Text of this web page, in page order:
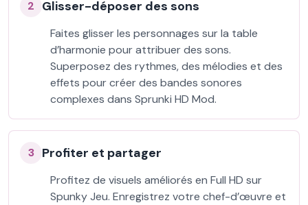
2 Glisser-déposer des sons
Faites glisser les personnages sur la table
d’harmonie pour attribuer des sons.
Superposez des rythmes, des mélodies et des
effets pour créer des bandes sonores
complexes dans Sprunki HD Mod.
3 Profiter et partager
Profitez de visuels améliorés en Full HD sur
Spunky Jeu. Enregistrez votre chef-d’œuvre et